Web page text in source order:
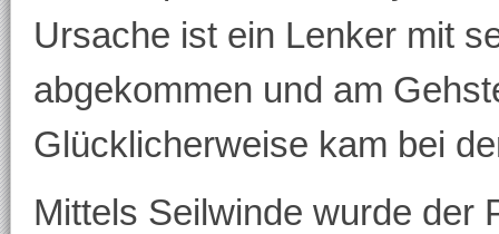
Ursache ist ein Lenker mit
abgekommen und am
Glücklicherweise kam bei
Mittels Seilwinde wurde der